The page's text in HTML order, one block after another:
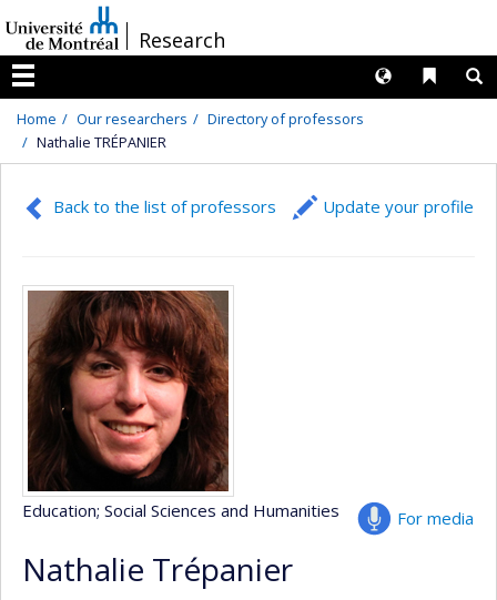
au
contenu
/Research
Menu
Liens
Langues
Home Our researchers
Directory of professors
Nathalie TRÉPANIER
Back to the list of professors Update your profile
For media
Education; Social Sciences and Humanities
Nathalie Trépanier